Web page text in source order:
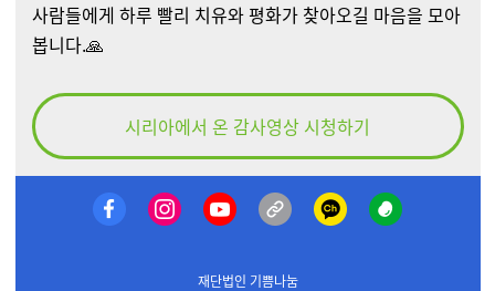
사람들에게 하루 빨리 치유와 평화가 찾아오길 마음을 모아
봅니다.🙏
시리아에서 온 감사영상 시청하기
재단법인 기쁨나눔